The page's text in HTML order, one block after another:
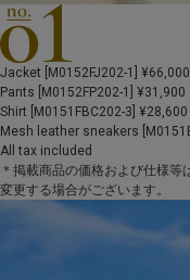
Jacket [M0152FJ202-1] ¥66,000
Pants [M0152FP202-1] ¥31,900
Shirt [M0151FBC202-3] ¥28,600
Mesh leather sneakers
All tax included
＊掲載商品の価格および仕様等
変更する場合がございます。